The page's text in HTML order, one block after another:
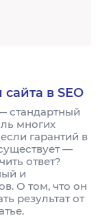
в SEO
стандартный
многих
гарантий в
—
ответ?
и
О том, что он
результат от